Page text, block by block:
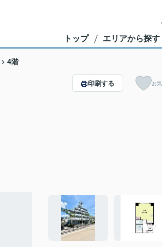
トップ エリアから探す
4階
印刷する お